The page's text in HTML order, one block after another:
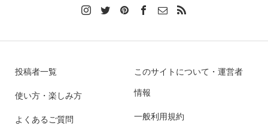
投稿者一覧
使い方・楽しみ方
よくあるご質問
このサイトについて・運営者
情報
一般利用規約